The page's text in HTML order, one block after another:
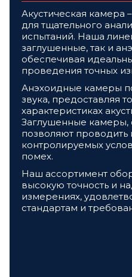
Акустическая камера
для тщательного
испытаний. Наша
заглушенные, так и
обеспечивая
проведения точных
Анэхоидные камеры
звука, предоставляя
характеристиках
Заглушенные камеры,
позволяют проводить
контролируемых
помех.
Наш ассортимент
высокую точность и
измерениях,
стандартам и